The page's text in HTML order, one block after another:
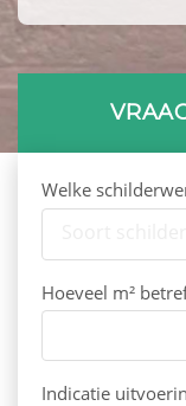
Welke
Hoeveel m²
Indicatie